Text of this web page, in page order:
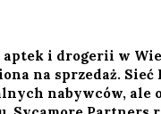
aptek i drogerii w
na sprzedaż. Sieć
nabywców, ale